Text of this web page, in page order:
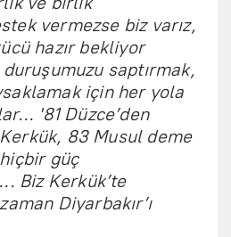
vermezse biz varız,
hazır bekliyor
saptırmak,
için her yola
'81 Düzce’den
83 Musul deme
güç
Biz Kerkük’te
Diyarbakır’ı